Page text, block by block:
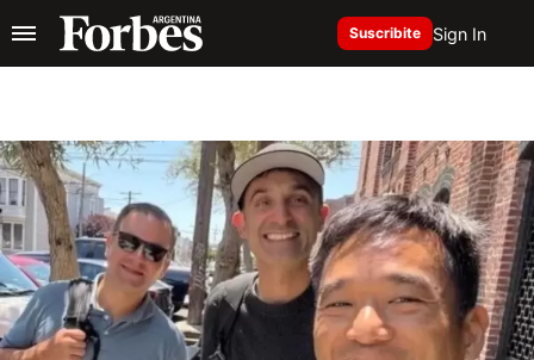
Suscribite Sign In